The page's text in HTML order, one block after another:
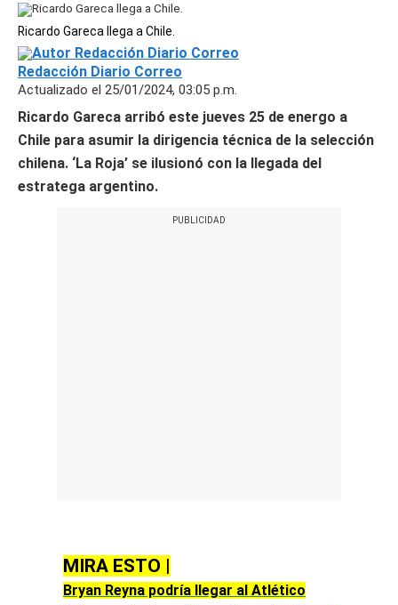
Ricardo Gareca llega a Chile.
Redacción Diario Correo
Actualizado el 25/01/2024, 03:05 p.m.
Ricardo Gareca arribó este jueves 25 de energo a
Chile para asumir la dirigencia técnica de la selección
chilena. ‘La Roja’ se ilusionó con la llegada del
estratega argentino.
MIRA ESTO |
Bryan Reyna podría llegar al Atlético